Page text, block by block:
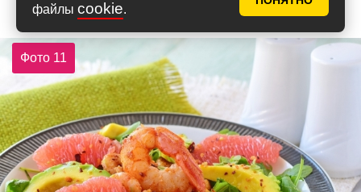
файлы cookie.
Фото 11